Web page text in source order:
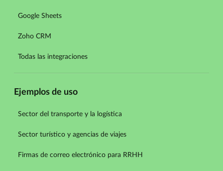
Google Sheets
Zoho CRM
Todas las integraciones
Ejemplos de uso
Sector del transporte y la logística
Sector turístico y agencias de viajes
Firmas de correo electrónico para RRHH